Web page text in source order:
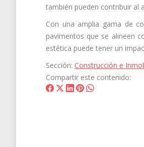
también pueden contribuir al
Con una amplia gama de
pavimentos que se alineen
estética puede tener un
Sección: Construcción e
Compartir este contenido:
ShareShareShare
ShareShare